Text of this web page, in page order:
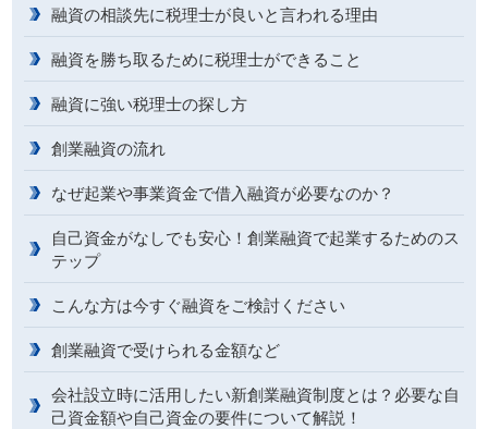
融資の相談先に税理士が良いと言われる理由
融資を勝ち取るために税理士ができること
融資に強い税理士の探し方
創業融資の流れ
なぜ起業や事業資金で借入融資が必要なのか？
自己資金がなしでも安心！創業融資で起業するためのス
テップ
こんな方は今すぐ融資をご検討ください
創業融資で受けられる金額など
会社設立時に活用したい新創業融資制度とは？必要な自
己資金額や自己資金の要件について解説！